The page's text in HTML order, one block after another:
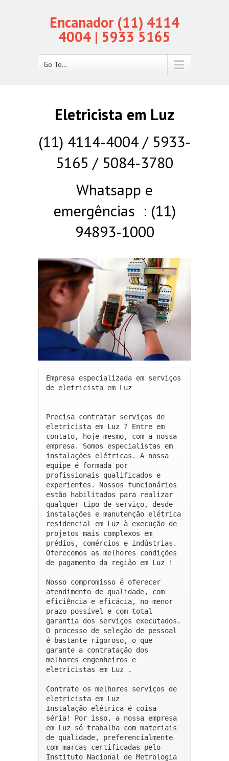
Encanador (11) 4114
4004 | 5933 5165
Go To...
Eletricista em Luz
(11) 4114-4004 / 5933-
5165 / 5084-3780
Whatsapp e
emergências : (11)
94893-1000
Empresa especializada em serviços
de eletricista em Luz
Precisa contratar serviços de
eletricista em Luz ? Entre em
contato, hoje mesmo, com a nossa
empresa. Somos especialistas em
instalações elétricas. A nossa
equipe é formada por
profissionais qualificados e
experientes. Nossos funcionários
estão habilitados para realizar
qualquer tipo de serviço, desde
instalações e manutenção elétrica
residencial em Luz à execução de
projetos mais complexos em
prédios, comércios e indústrias.
Oferecemos as melhores condições
de pagamento da região em Luz !
Nosso compromisso é oferecer
atendimento de qualidade, com
eficiência e eficácia, no menor
prazo possível e com total
garantia dos serviços executados.
O processo de seleção de pessoal
é bastante rigoroso, o que
garante a contratação dos
melhores engenheiros e
eletricistas em Luz .
Contrate os melhores serviços de
eletricista em Luz
Instalação elétrica é coisa
séria! Por isso, a nossa empresa
em Luz só trabalha com materiais
de qualidade, preferencialmente
com marcas certificadas pelo
Instituto Nacional de Metrologia